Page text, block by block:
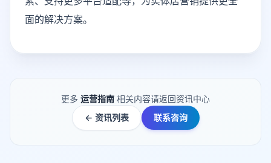
面的解决方案。
更多 运营指南 相关内容请返回资讯中心
← 资讯列表
联系咨询